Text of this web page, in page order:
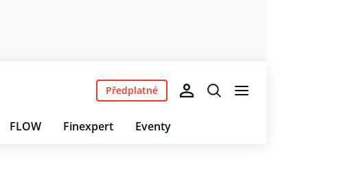
FLOW Finexpert Eventy
Předplatné